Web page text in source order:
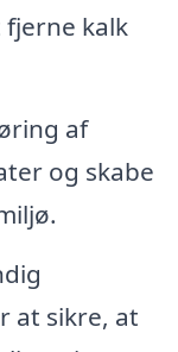
kalk
af
og skabe
at sikre, at